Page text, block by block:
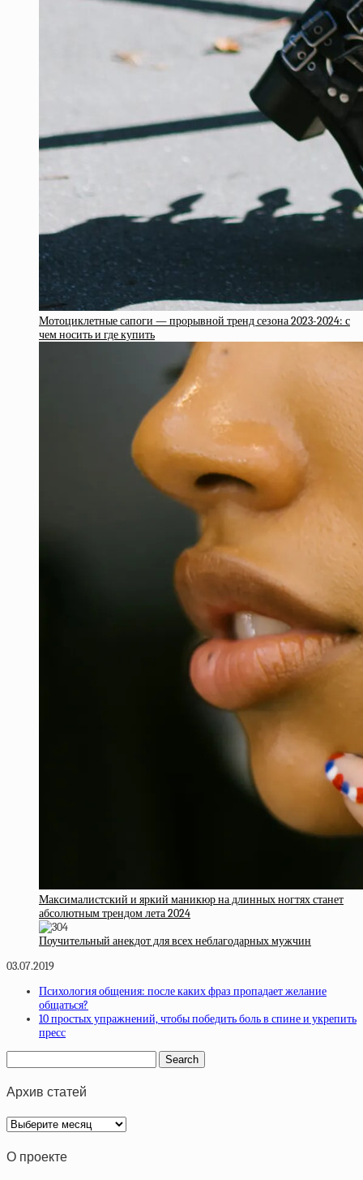
Мотоциклетные сапоги — прорывной тренд сезона 2023-2024: с
чем носить и где купить
Максималистский и яркий маникюр на длинных ногтях станет
абсолютным трендом лета 2024
Поучительный анекдот для всех неблагодарных мужчин
03.07.2019
Психология общения: после каких фраз пропадает желание
общаться?
10 простых упражнений, чтобы победить боль в спине и укрепить
пресс
Архив статей
Архив
статей
О проекте